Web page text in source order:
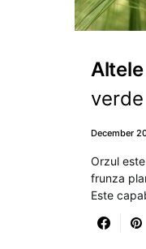
Altele
verde
December
Orzul
frunza
Este